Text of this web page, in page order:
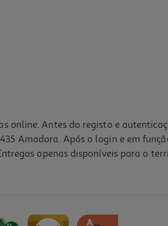
Antes do registo e
Amadora. Após o login e em
apenas disponíveis para o